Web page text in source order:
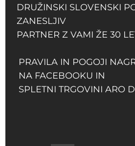
DRUŽINSKI SLOVENSKI
ZANESLJIV
PARTNER Z VAMI ŽE 30
PRAVILA IN POGOJI
NA FACEBOOKU IN
SPLETNI TRGOVINI ARO